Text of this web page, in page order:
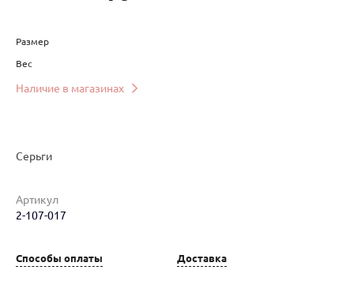
Размер
Вес
Наличие в магазинах
Серьги
Артикул
2-107-017
Способы оплаты Доставка